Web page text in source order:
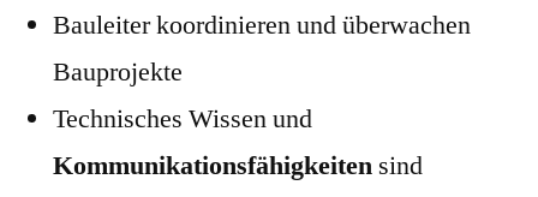
Bauleiter koordinieren und überwachen
Bauprojekte
Technisches Wissen und
Kommunikationsfähigkeiten sind